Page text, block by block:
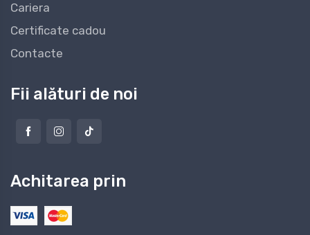
Cariera
Certificate cadou
Contacte
Fii alături de noi
Achitarea prin